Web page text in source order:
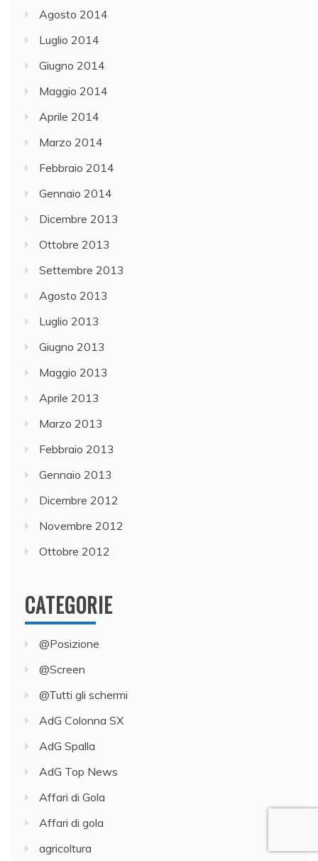
Agosto 2014
Luglio 2014
Giugno 2014
Maggio 2014
Aprile 2014
Marzo 2014
Febbraio 2014
Gennaio 2014
Dicembre 2013
Ottobre 2013
Settembre 2013
Agosto 2013
Luglio 2013
Giugno 2013
Maggio 2013
Aprile 2013
Marzo 2013
Febbraio 2013
Gennaio 2013
Dicembre 2012
Novembre 2012
Ottobre 2012
CATEGORIE
@Posizione
@Screen
@Tutti gli schermi
AdG Colonna SX
AdG Spalla
AdG Top News
Affari di Gola
Affari di gola
agricoltura